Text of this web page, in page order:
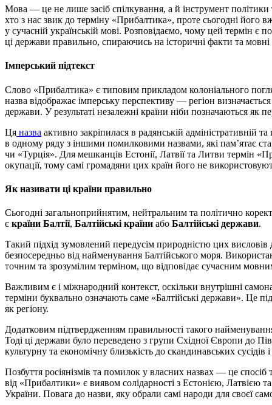
Мова — це не лише засіб спілкування, а й інструмент політики та вияв поваги до суверенітету інших народів. Багато
хто з нас звик до терміну «Прибалтика», проте сьогодні його
у сучасній українській мові. Розповідаємо, чому цей термін
ці держави правильно, спираючись на історичні факти та
Імперський підтекст
Слово «Прибалтика» є типовим прикладом колоніального
назва відображає імперську перспективу — регіон
держави. У результаті незалежні країни ніби позначаються як
Ця назва активно закріпилася в радянській адміністративній
в одному ряду з іншими помилковими назвами, які пам’ятає
чи «Турція». Для мешканців Естонії, Латвії та Литви термін
окупації, тому самі громадяни цих країн його не
Як називати ці країни правильно
Сьогодні загальноприйнятим, нейтральним та політично
є країни Балтії, Балтійські країни або Балтійські держави.
Такий підхід зумовлений передусім природністю цих
безпосередньо від найменування Балтійського моря.
точним та зрозумілим терміном, що відповідає сучасним
Важливим є і міжнародний контекст, оскільки внутрішні
терміни буквально означають саме «Балтійські держави». Це
як регіону.
Додатковим підтвердженням правильності такого
Тоді ці держави було переведено з групи Східної Європи до
культурну та економічну близькість до скандинавських сусідів
Позбуття росіянізмів та помилок у власних назвах — це
від «Прибалтики» є виявом солідарності з Естонією, Латвією
України. Повага до назви, яку обрали самі народи для своєї